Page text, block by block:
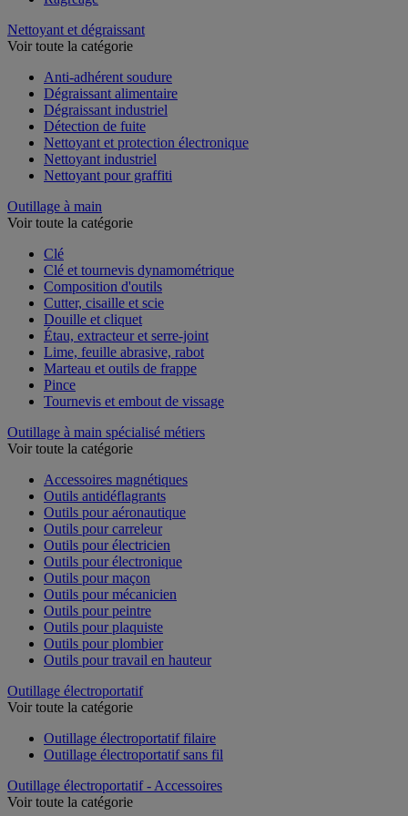
Nettoyant et dégraissant
Voir toute la catégorie
Anti-adhérent soudure
Dégraissant alimentaire
Dégraissant industriel
Détection de fuite
Nettoyant et protection électronique
Nettoyant industriel
Nettoyant pour graffiti
Outillage à main
Voir toute la catégorie
Clé
Clé et tournevis dynamométrique
Composition d'outils
Cutter, cisaille et scie
Douille et cliquet
Étau, extracteur et serre-joint
Lime, feuille abrasive, rabot
Marteau et outils de frappe
Pince
Tournevis et embout de vissage
Outillage à main spécialisé métiers
Voir toute la catégorie
Accessoires magnétiques
Outils antidéflagrants
Outils pour aéronautique
Outils pour carreleur
Outils pour électricien
Outils pour électronique
Outils pour maçon
Outils pour mécanicien
Outils pour peintre
Outils pour plaquiste
Outils pour plombier
Outils pour travail en hauteur
Outillage électroportatif
Voir toute la catégorie
Outillage électroportatif filaire
Outillage électroportatif sans fil
Outillage électroportatif - Accessoires
Voir toute la catégorie